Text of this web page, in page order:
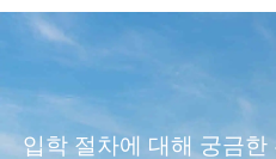
입학 절차에 대해 궁금한